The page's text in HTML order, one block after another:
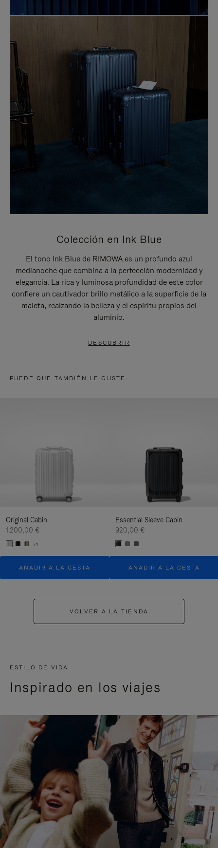
Colección en Ink Blue
El tono Ink Blue de RIMOWA es un profundo azul
medianoche que combina a la perfección modernidad y
elegancia. La rica y luminosa profundidad de este color
confiere un cautivador brillo metálico a la superficie de la
maleta, realzando la belleza y el espíritu propios del
aluminio.
DESCUBRIR
PUEDE QUE TAMBIÉN LE GUSTE
Original Cabin
1.200,00 €
+1
AÑADIR A LA CESTA
Essential Sleeve Cabin
920,00 €
AÑADIR A LA CESTA
VOLVER A LA TIENDA
ESTILO DE VIDA
Inspirado en los viajes